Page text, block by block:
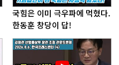
국힘은 이미 극우파에 먹혔다.
한동훈 창당이 답!